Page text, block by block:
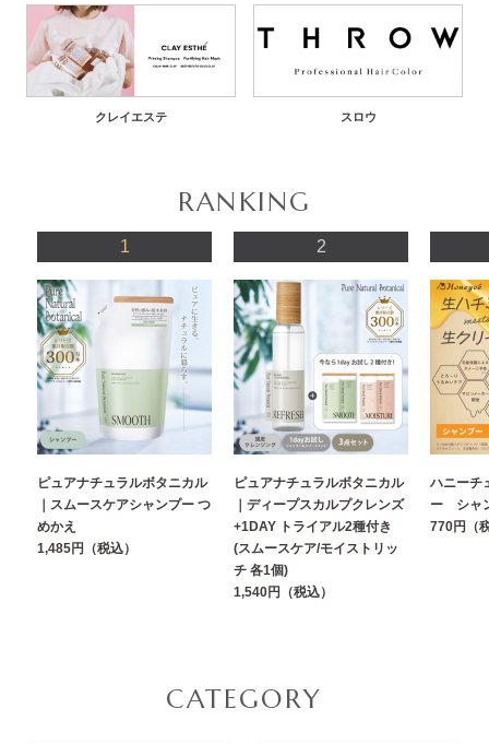
クレイエステ スロウ
RANKING
1
ピュアナチュラルボタニカル
｜スムースケアシャンプー つ
めかえ
1,485円（税込）
2
ピュアナチュラルボタニカル
｜ディープスカルプクレンズ
+1DAY トライアル2種付き
(スムースケア/モイストリッ
チ 各1個)
1,540円（税込）
ハニーチ
ー シャ
770円（
CATEGORY